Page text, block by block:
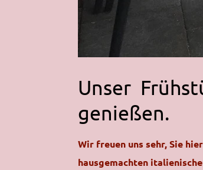
Unser
genießen.
Wir freuen uns sehr, Sie
hausgemachten